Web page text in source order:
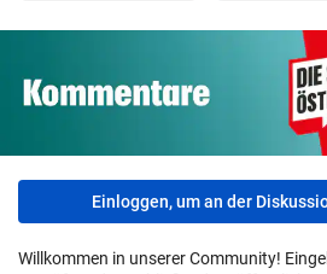
Einloggen, um an der
Willkommen in unserer Community!